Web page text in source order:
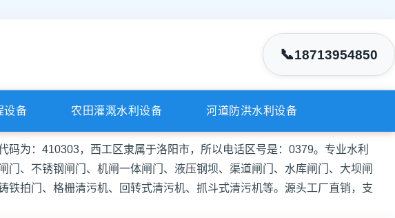
📞18713954850
设备 农田灌溉水利设备 河道防洪水利设备
码为：410303，西工区隶属于洛阳市，所以电话区号是：0379。专业水利
、不锈钢闸门、机闸一体闸门、液压钢坝、渠道闸门、水库闸门、大坝闸
拍门、格栅清污机、回转式清污机、抓斗式清污机等。源头工厂直销，支